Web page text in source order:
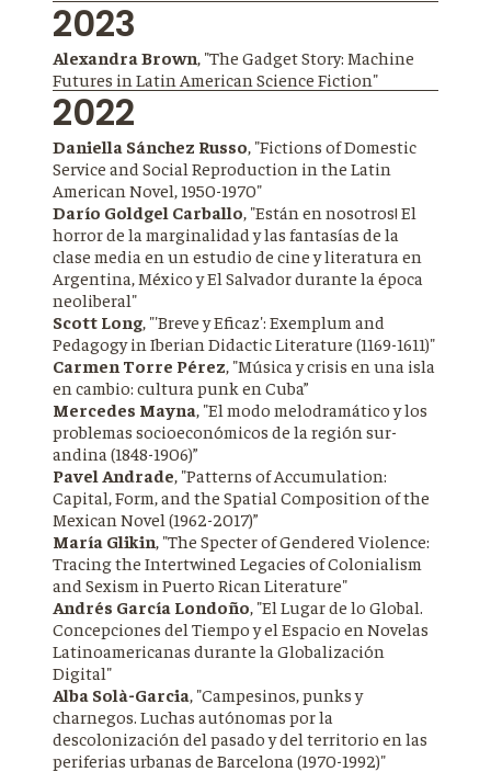
2023
Alexandra Brown, "The Gadget Story: Machine
Futures in Latin American Science Fiction"
2022
Daniella Sánchez Russo, "Fictions of Domestic
Service and Social Reproduction in the Latin
American Novel, 1950-1970"
Darío Goldgel Carballo, "Están en nosotros! El
horror de la marginalidad y las fantasías de la
clase media en un estudio de cine y literatura en
Argentina, México y El Salvador durante la época
neoliberal"
Scott Long, "'Breve y Eficaz': Exemplum and
Pedagogy in Iberian Didactic Literature (1169-1611)"
Carmen Torre Pérez, "Música y crisis en una isla
en cambio: cultura punk en Cuba”
Mercedes Mayna, "El modo melodramático y los
problemas socioeconómicos de la región sur-
andina (1848-1906)”
Pavel Andrade, "Patterns of Accumulation:
Capital, Form, and the Spatial Composition of the
Mexican Novel (1962-2017)”
María Glikin, "The Specter of Gendered Violence:
Tracing the Intertwined Legacies of Colonialism
and Sexism in Puerto Rican Literature"
Andrés García Londoño, "El Lugar de lo Global.
Concepciones del Tiempo y el Espacio en Novelas
Latinoamericanas durante la Globalización
Digital"
Alba Solà-Garcia, "Campesinos, punks y
charnegos. Luchas autónomas por la
descolonización del pasado y del territorio en las
periferias urbanas de Barcelona (1970-1992)"